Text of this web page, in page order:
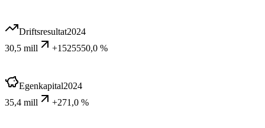
Driftsresultat2024
30,5 mill
+1525550,0 %
Egenkapital2024
35,4 mill
+271,0 %